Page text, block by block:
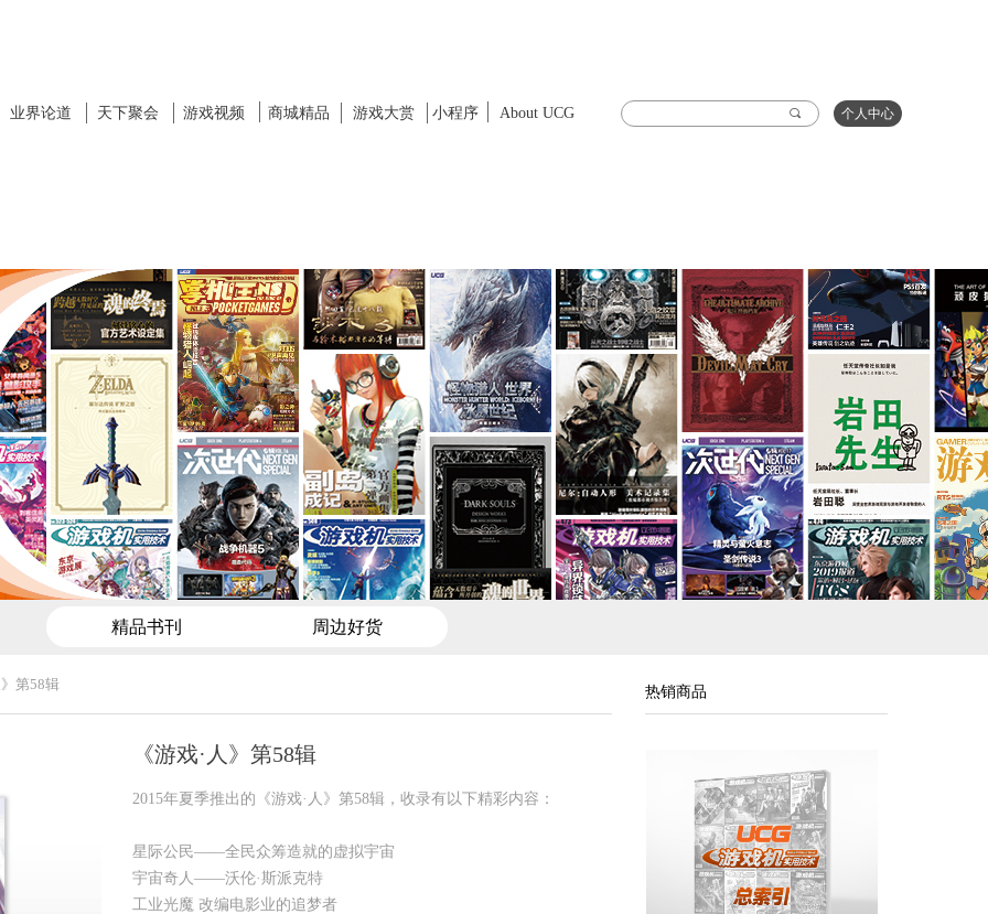
끠
商城精品 游戏大赏
业界论道 天下聚会 游戏视频 小程序 About UCG 个人中心
第58辑
《游戏·人》第58辑
热销商品
2015年夏季推出的《游戏·人》第58辑，收录有以下精彩内容：
星际公民——全民众筹造就的虚拟宇宙
宇宙奇人——沃伦·斯派克特
工业光魔 改编电影业的追梦者
精品书刊 周边好货